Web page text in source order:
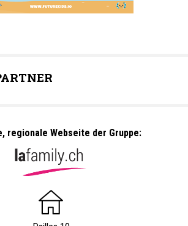
regionale Webseite der Gruppe: